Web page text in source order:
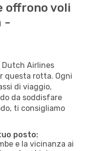
offrono voli
-
Dutch Airlines
questa rotta. Ogni
di viaggio,
da soddisfare
ti consigliamo
posto:
e la vicinanza ai